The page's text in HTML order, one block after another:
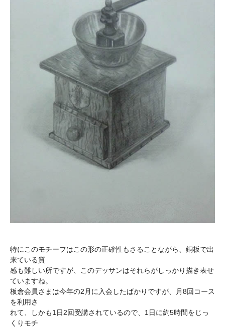
特にこのモチーフはこの形の正確性もさることながら、銅板で出
来ている質
感も難しい所ですが、このデッサンはそれらがしっかり描き表せ
ていますね。
板倉会員さまは今年の2月に入会したばかりですが、月8回コース
を利用さ
れて、しかも1日2回受講されているので、1日に約5時間をじっ
くりモチ